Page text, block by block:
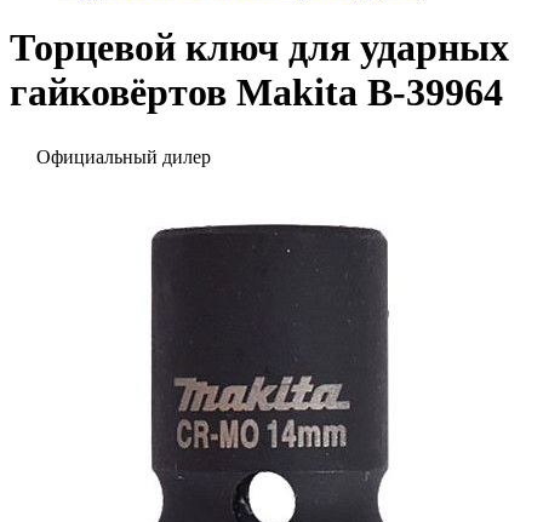
Торцевой ключ для ударных
гайковёртов Makita B-39964
Официальный дилер